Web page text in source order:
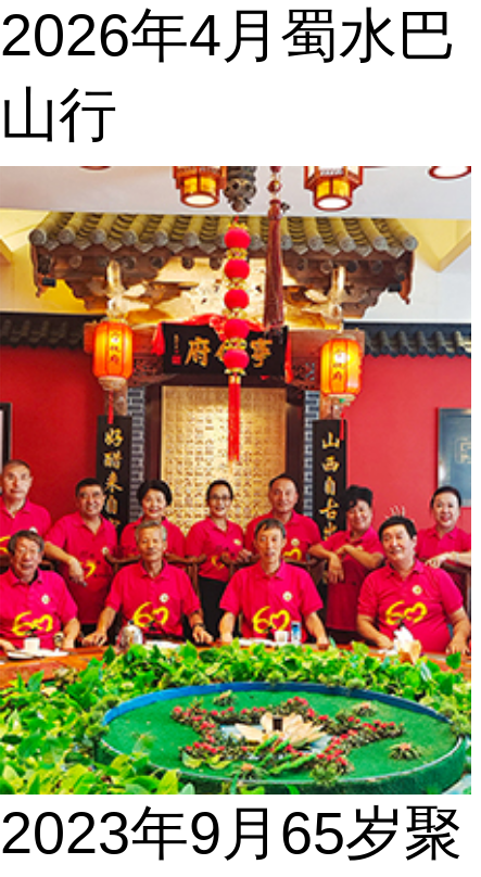
2026年4月蜀水巴
山行
2023年9月65岁聚